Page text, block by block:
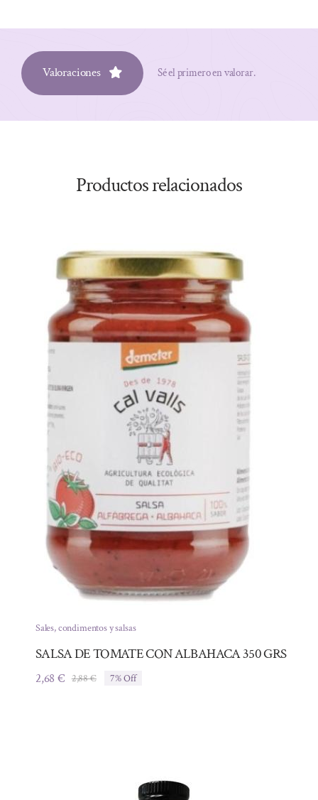
Valoraciones Sé el primero en valorar.
Productos relacionados
Sales, condimentos y salsas
SALSA DE TOMATE CON ALBAHACA 350 GRS
2,88€El
2,68€
El
7% Off